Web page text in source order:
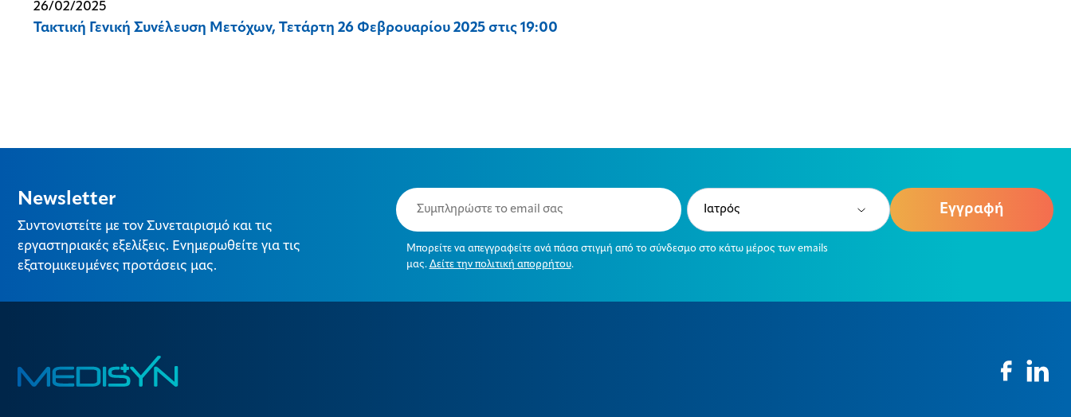
26/02/2025
Τακτική Γενική Συνέλευση Μετόχων, Τετάρτη 26 Φεβρουαρίου 2025 στις 19:00
Newsletter
Συντονιστείτε με τον Συνεταιρισμό και τις
εργαστηριακές εξελίξεις. Ενημερωθείτε για τις
εξατομικευμένες προτάσεις μας.
Email
(Required)
Type
(Required)
Μπορείτε να απεγγραφείτε ανά πάσα στιγμή από το σύνδεσμο στο κάτω μέρος των emails
μας. Δείτε την πολιτική απορρήτου.